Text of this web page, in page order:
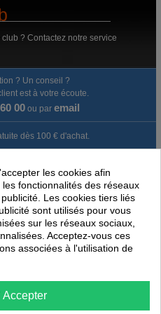
? Contactez notre service
? Un conseil ?
est à votre écoute.
00ou par email
dès 100 € d'achat.
par virement
jusqu'à 60 jours
CES ARTICLES
VOUS INTÉRESSER
les cookies afin
fonctionnalités des réseaux
Les cookies tiers liés
sont utilisés pour vous
sur les réseaux sociaux,
Acceptez-vous ces
associées à l'utilisation de
Accepter